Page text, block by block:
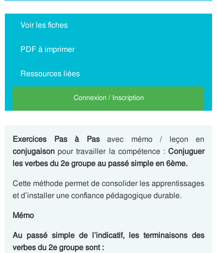
Voir les fiches
PDF à imprimer
Ressources liées
Connexion / Inscription
Exercices Pas à Pasavec mémo / leçon en
conjugaisonpour travailler la compétence :Conjuguer
les verbes du 2e groupe au passé simple en 6ème.
Cette méthode permet de consolider les apprentissages
et d’installer une confiance pédagogique durable.
Mémo
Au passé simple de l’indicatif, les terminaisons des
verbes du 2e groupe sont :